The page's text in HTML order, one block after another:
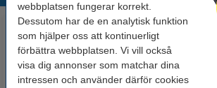
webbplatsen fungerar korrekt.
Dessutom har de en analytisk funktion
som hjälper oss att kontinuerligt
förbättra webbplatsen. Vi vill också
visa dig annonser som matchar dina
intressen och använder därför cookies